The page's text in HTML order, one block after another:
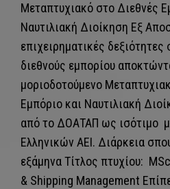
Μεταπτυχιακό στο Διεθνές
Ναυτιλιακή Διοίκηση Εξ
επιχειρηματικές
διεθνούς εμπορίου
μοριοδοτούμενο
Εμπόριο και Ναυτιλιακή
από το ΔΟΑΤΑΠ ως ισότιμο
Ελληνικών ΑΕΙ. Διάρκεια
εξάμηνα Τίτλος πτυχίου:
& Shipping Management